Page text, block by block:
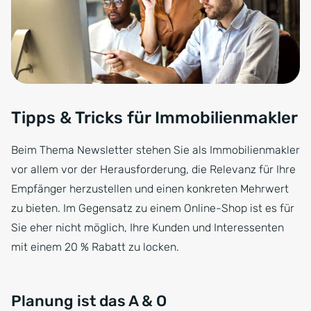
Tipps & Tricks für Immobilienmakler
Beim Thema Newsletter stehen Sie als Immobilienmakler
vor allem vor der Herausforderung, die Relevanz für Ihre
Empfänger herzustellen und einen konkreten Mehrwert
zu bieten. Im Gegensatz zu einem Online-Shop ist es für
Sie eher nicht möglich, Ihre Kunden und Interessenten
mit einem 20 % Rabatt zu locken.
Planung ist das A & O